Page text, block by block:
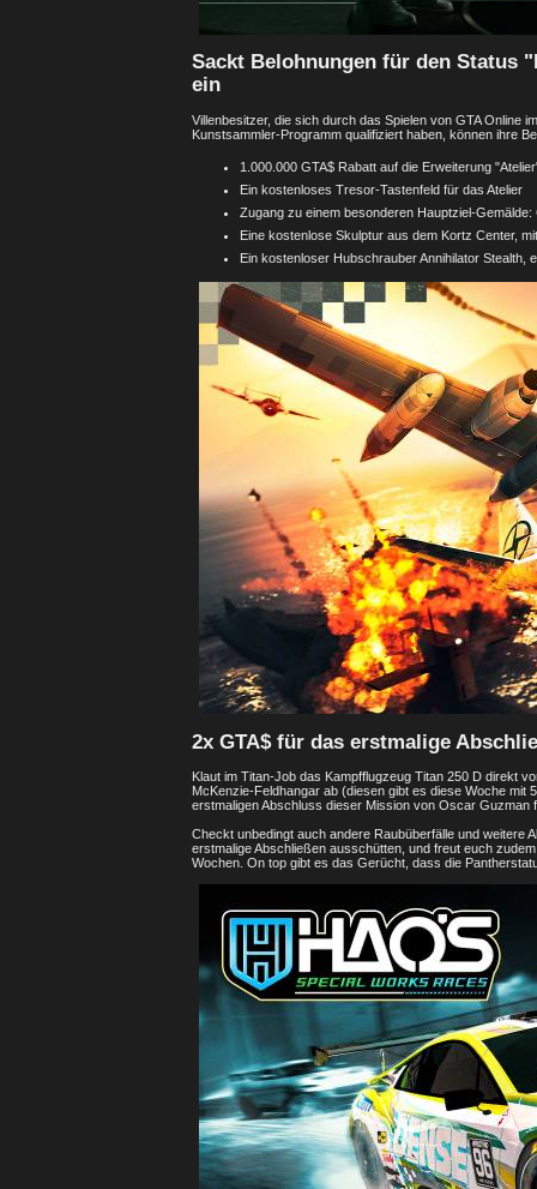
Sackt Belohnungen für den Status
ein
Villenbesitzer, die sich durch das Spielen von GTA Online
Kunstsammler-Programm qualifiziert haben, können ihre
1.000.000 GTA$ Rabatt auf die Erweiterung
Ein kostenloses Tresor-Tastenfeld für das Atelier
Zugang zu einem besonderen Hauptziel-
Eine kostenlose Skulptur aus dem Kortz Center,
Ein kostenloser Hubschrauber Annihilator Stealth,
2x GTA$ für das erstmalige
Klaut im Titan-Job das Kampfflugzeug Titan 250 D direkt
McKenzie-Feldhangar ab (diesen gibt es diese Woche mit
erstmaligen Abschluss dieser Mission von Oscar Guzman
Checkt unbedingt auch andere Raubüberfälle und weitere
erstmalige Abschließen ausschütten, und freut euch
Wochen. On top gibt es das Gerücht, dass die